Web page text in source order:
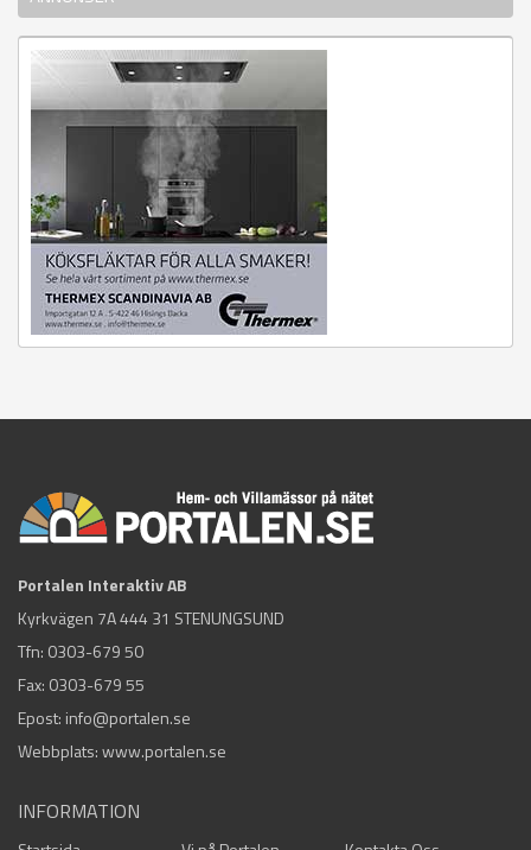
Portalen Interaktiv AB
Kyrkvägen 7A 444 31 STENUNGSUND
Tfn: 0303-679 50
Fax: 0303-679 55
Epost: info@portalen.se
Webbplats: www.portalen.se
INFORMATION